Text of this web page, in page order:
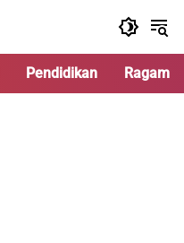
Pendidikan Ragam